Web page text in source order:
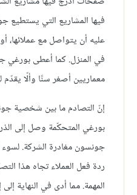
فيها المشاريع التي يستطيع
عليه أن يتواصل مع عملائها،
في المنزل. كما أعطى بورغي
معماريين أصغر سنًا وألّا
إنّ التصادم ما بين شخصية
بورغي المتحكّمة وصل إلى
جونسون مغادرة الشركة.
ردة فعل العملاء تجاه هذا
المهمة. مما أدى في النهاية